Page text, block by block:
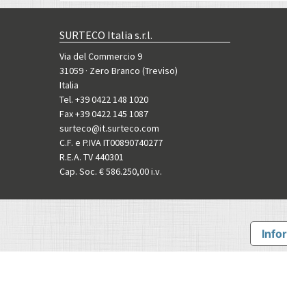
SURTECO Italia s.r.l.
Via del Commercio 9
31059 · Zero Branco (Treviso)
Italia
Tel. +39 0422 148 1020
Fax +39 0422 145 1087
surteco@it.surteco.com
C.F. e P.IVA IT00890740277
R.E.A. TV 440301
Cap. Soc. € 586.250,00 i.v.